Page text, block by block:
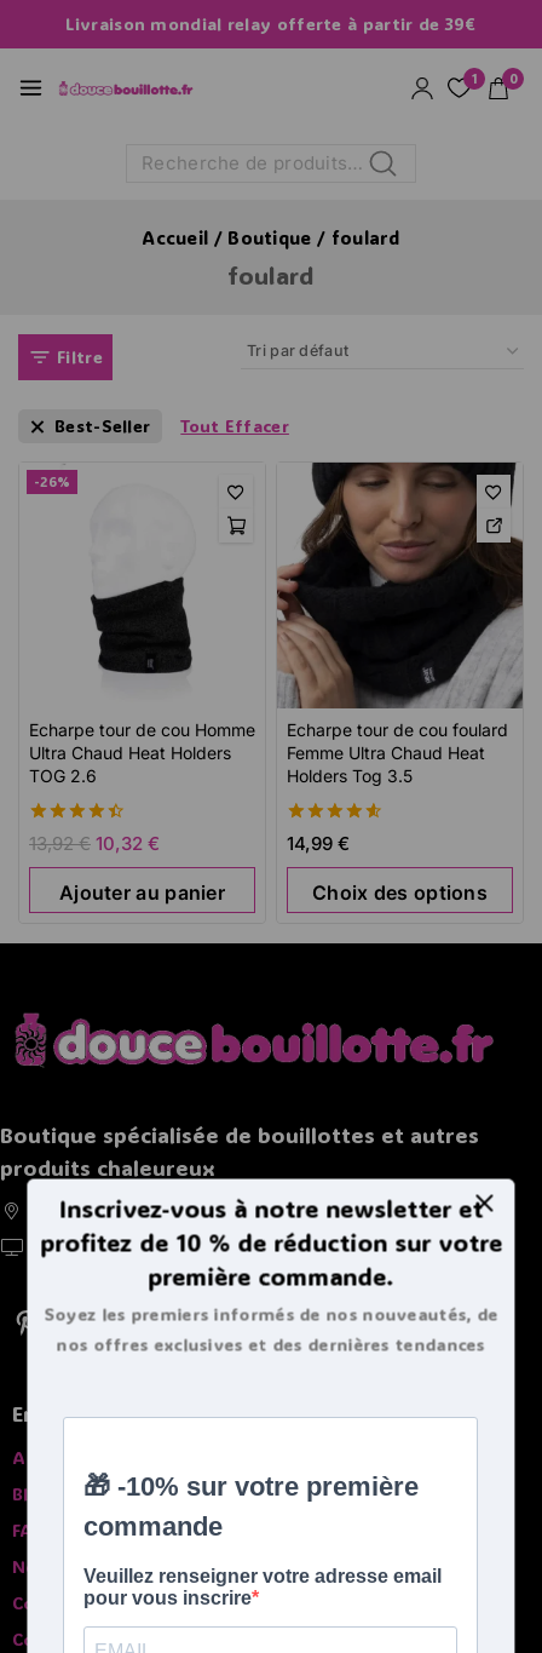
Livraison mondial relay offerte à partir de 39€
1 0
Recherche
Accueil / Boutique / foulard
foulard
Filtre
Best-Seller Tout Effacer
-26%
Echarpe tour de cou Homme
Ultra Chaud Heat Holders
TOG 2.6
4.50
de 5
13,92€ 10,32 €
Ajouter au panier
Echarpe tour de cou foulard
Femme Ultra Chaud Heat
Holders Tog 3.5
4.62
de 5
14,99 €
Choix des options
Boutique spécialisée de bouillottes et autres
produits chaleureux
France, Belgique, Suisse, Luxembourg
https://doucebouillote.fr
En savoir plus
A propros
Blog
FAQ
Nos garanties
Contactez-nous
Comparatif des bouillottes
Inscrivez-vous à notre newsletter et
profitez de 10 % de réduction sur votre
première commande.
Soyez les premiers informés de nos nouveautés, de
nos offres exclusives et des dernières tendances